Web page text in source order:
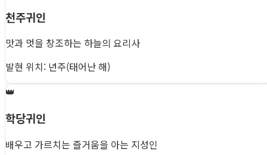
천주귀인
맛과 멋을 창조하는 하늘의 요리사
발현 위치: 년주(태어난 해)
👑
학당귀인
배우고 가르치는 즐거움을 아는 지성인